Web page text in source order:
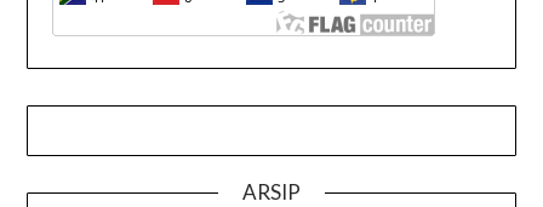
ARSIP